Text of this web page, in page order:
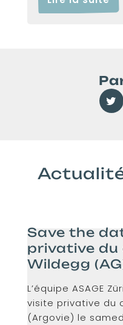
Save the
privative du
Wildegg
L’équipe ASAGE
visite privative du
(Argovie) le